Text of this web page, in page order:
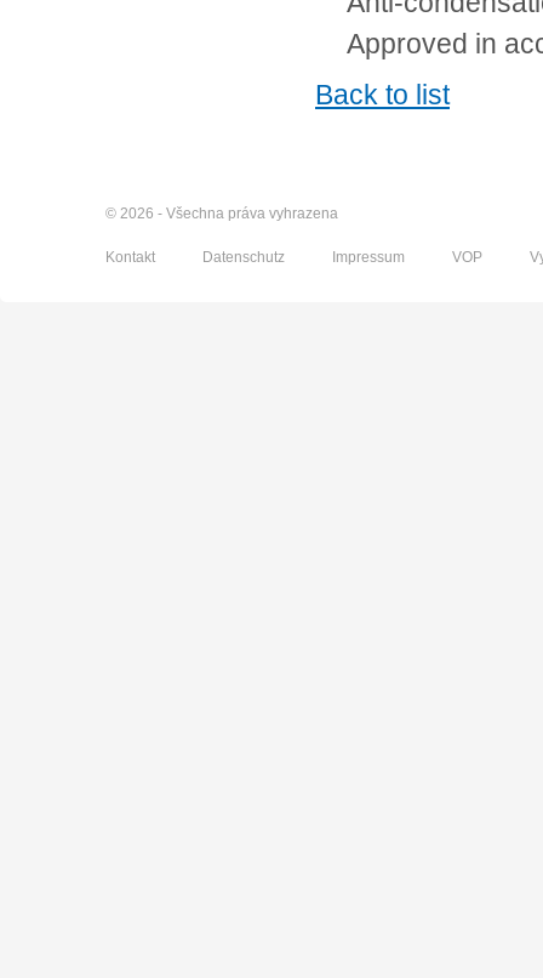
Approved in
Back to list
© 2026 - Všechna práva vyhrazena
Kontakt Datenschutz Impressum VOP